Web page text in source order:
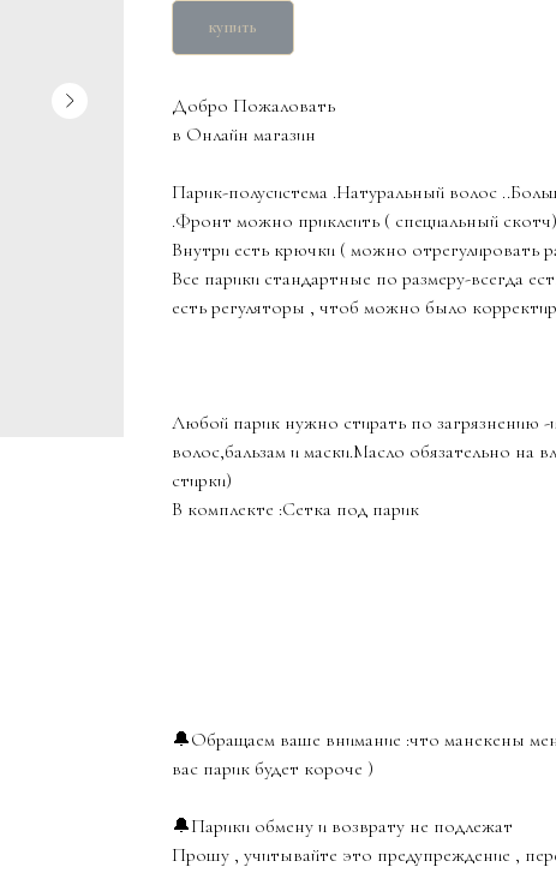
купить
Добро Пожаловать
в Онлайн магазин
Парик-полусистема .Натуральный волос
.Фронт можно приклеить ( специальный скотч)
Внутри есть крючки ( можно отрегулировать
Все парики стандартные по размеру-всегда
есть регуляторы , чтоб можно было
Любой парик нужно стирать по загрязнению -
волос,бальзам и маски.Масло обязательно на
стирки)
В комплекте :Сетка под парик
🔔Обращаем ваше внимание :что манекены
вас парик будет короче )
🔔Парики обмену и возврату не подлежат
Прошу , учитывайте это предупреждение ,